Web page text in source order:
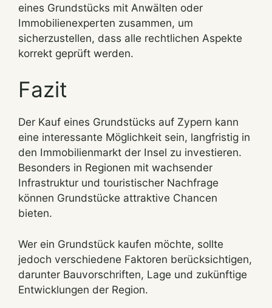
eines Grundstücks mit Anwälten oder
Immobilienexperten zusammen, um
sicherzustellen, dass alle rechtlichen Aspekte
korrekt geprüft werden.
Fazit
Der Kauf eines Grundstücks auf Zypern kann
eine interessante Möglichkeit sein, langfristig in
den Immobilienmarkt der Insel zu investieren.
Besonders in Regionen mit wachsender
Infrastruktur und touristischer Nachfrage
können Grundstücke attraktive Chancen
bieten.
Wer ein Grundstück kaufen möchte, sollte
jedoch verschiedene Faktoren berücksichtigen,
darunter Bauvorschriften, Lage und zukünftige
Entwicklungen der Region.